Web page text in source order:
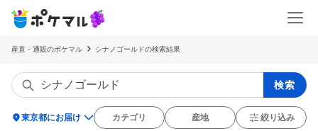
産直・通販のポケマル シナノゴールドの検索結果
検索
location_on東京都にお届け カテゴリ 産地 絞り込み